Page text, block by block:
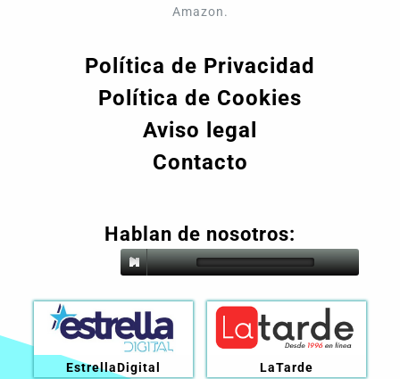
Amazon.
Política de Privacidad
Política de Cookies
Aviso legal
Contacto
Hablan de nosotros:
EstrellaDigital LaTarde